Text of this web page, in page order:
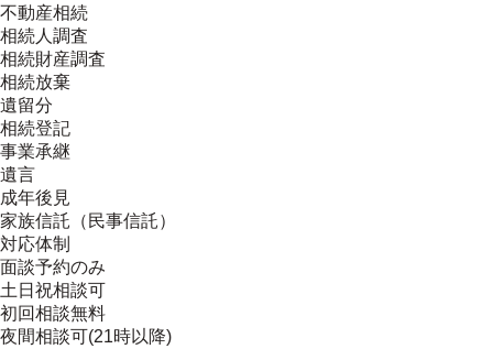
不動産相続
相続人調査
相続財産調査
相続放棄
遺留分
相続登記
事業承継
遺言
成年後見
家族信託（民事信託）
対応体制
面談予約のみ
土日祝相談可
初回相談無料
夜間相談可(21時以降)